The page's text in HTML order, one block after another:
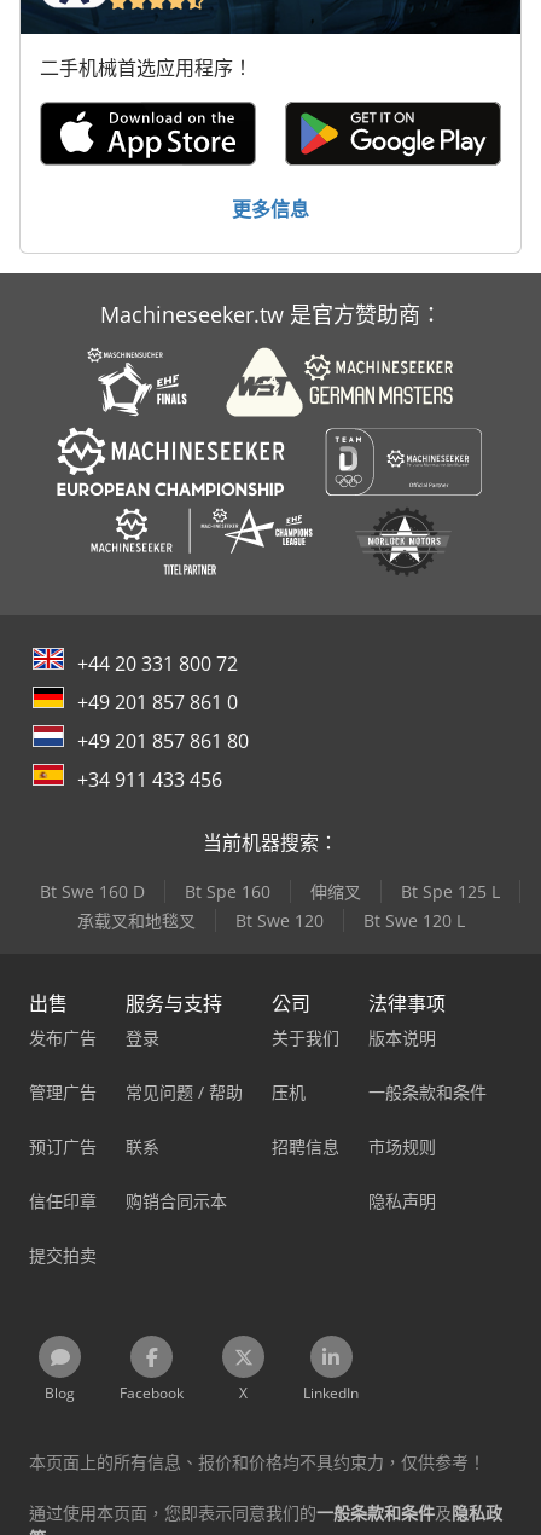
二手机械首选应用程序！
更多信息
Machineseeker.tw 是官方赞助商：
+44 20 331 800 72
+49 201 857 861 0
+49 201 857 861 80
+34 911 433 456
当前机器搜索：
Bt Swe 160 D Bt Spe 160 伸缩叉
Bt Spe 125 L
承载叉和地毯叉
Bt Swe 120 Bt Swe 120 L
出售
发布广告
管理广告
预订广告
信任印章
提交拍卖
服务与支持
登录
常见问题 / 帮助
联系
购销合同示本
公司
关于我们
压机
招聘信息
法律事项
版本说明
一般条款和条件
市场规则
隐私声明
Blog Facebook X LinkedIn
本页面上的所有信息、报价和价格均不具约束力，仅供参考！
通过使用本页面，您即表示同意我们的一般条款和条件及隐私政